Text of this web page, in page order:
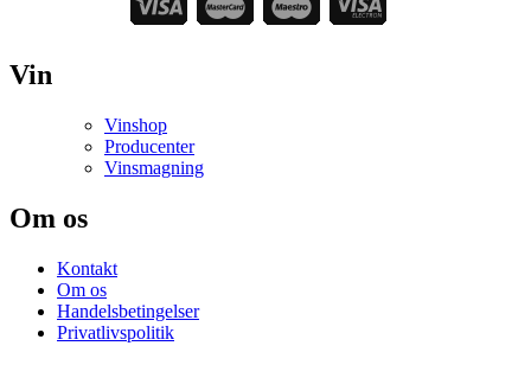
Vin
Vinshop
Producenter
Vinsmagning
Om os
Kontakt
Om os
Handelsbetingelser
Privatlivspolitik